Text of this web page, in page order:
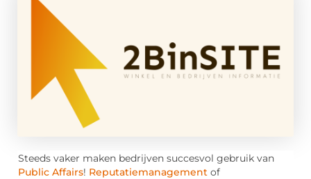
Steeds vaker maken bedrijven succesvol gebruik van
Public Affairs! Reputatiemanagement of